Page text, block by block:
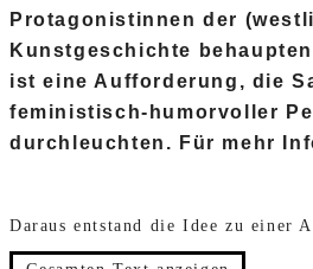
Protagonistinnen der
Kunstgeschichte
ist eine Aufforderung, die
feministisch-humorvoller
durchleuchten. Für mehr